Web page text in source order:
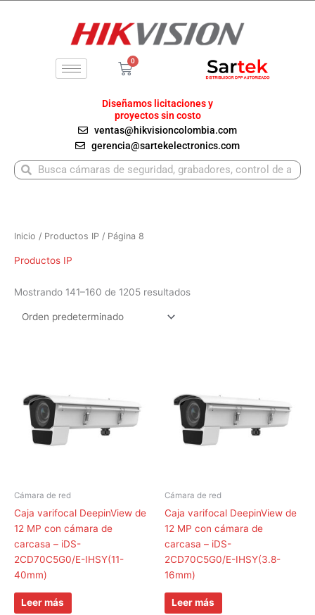
0
Carrito
Diseñamos licitaciones y
proyectos sin costo
ventas@hikvisioncolombia.com
gerencia@sartekelectronics.com
BuscarBuscar
Inicio / Productos IP / Página 8
Productos IP
Mostrando 141–160 de 1205 resultados
Cámara de red
Caja varifocal DeepinView de
12 MP con cámara de
carcasa – iDS-
2CD70C5G0/E-IHSY(11-
40mm)
Leer más
Cámara de red
Caja varifocal DeepinView de
12 MP con cámara de
carcasa – iDS-
2CD70C5G0/E-IHSY(3.8-
16mm)
Leer más